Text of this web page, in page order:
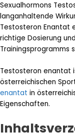
Sexualhormons
langanhaltende
Testosteron Enantat
richtige Dosierung
Trainingsprogramms
Testosteron enantat
österreichischen
enantat in
Eigenschaften.